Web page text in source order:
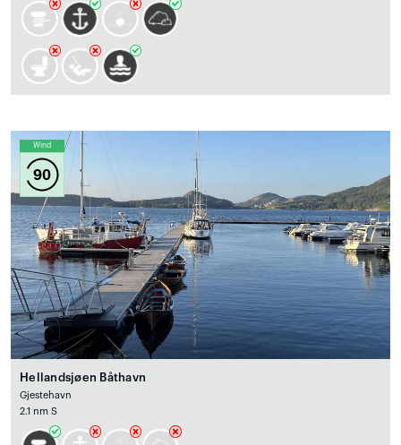
Wind
90
Hellandsjøen Båthavn
Gjestehavn
2.1 nm S